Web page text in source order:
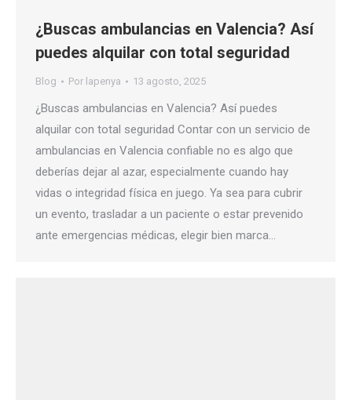
¿Buscas ambulancias en Valencia? Así
puedes alquilar con total seguridad
Blog Por lapenya 13 agosto, 2025
¿Buscas ambulancias en Valencia? Así puedes
alquilar con total seguridad Contar con un servicio de
ambulancias en Valencia confiable no es algo que
deberías dejar al azar, especialmente cuando hay
vidas o integridad física en juego. Ya sea para cubrir
un evento, trasladar a un paciente o estar prevenido
ante emergencias médicas, elegir bien marca…